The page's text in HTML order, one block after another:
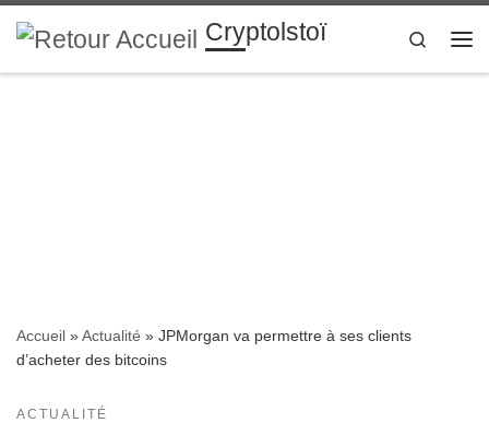
Passer au contenu Cryptolstoï
Search
Accueil »Actualité » JPMorgan va permettre à ses clients
d’acheter des bitcoins
ACTUALITÉ